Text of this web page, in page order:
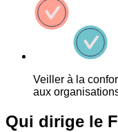
Veiller à la
aux
Qui dirige le